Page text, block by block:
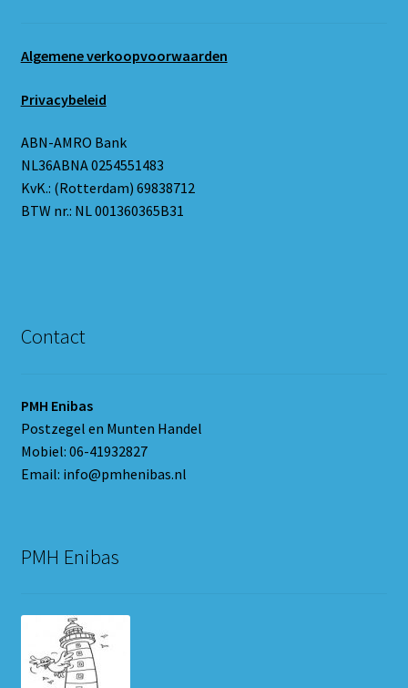
Algemene verkoopvoorwaarden
Privacybeleid
ABN-AMRO Bank
NL36ABNA 0254551483
KvK.: (Rotterdam) 69838712
BTW nr.: NL 001360365B31
Contact
PMH Enibas
Postzegel en Munten Handel
Mobiel: 06-41932827
Email: info@pmhenibas.nl
PMH Enibas